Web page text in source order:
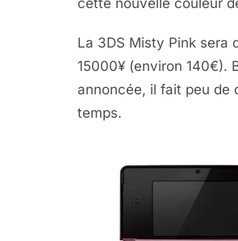
cette nouvelle couleur
La 3DS Misty Pink sera
15000¥ (environ 140€).
annoncée, il fait peu de
temps.